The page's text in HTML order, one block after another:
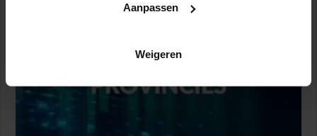
Aanpassen
Weigeren